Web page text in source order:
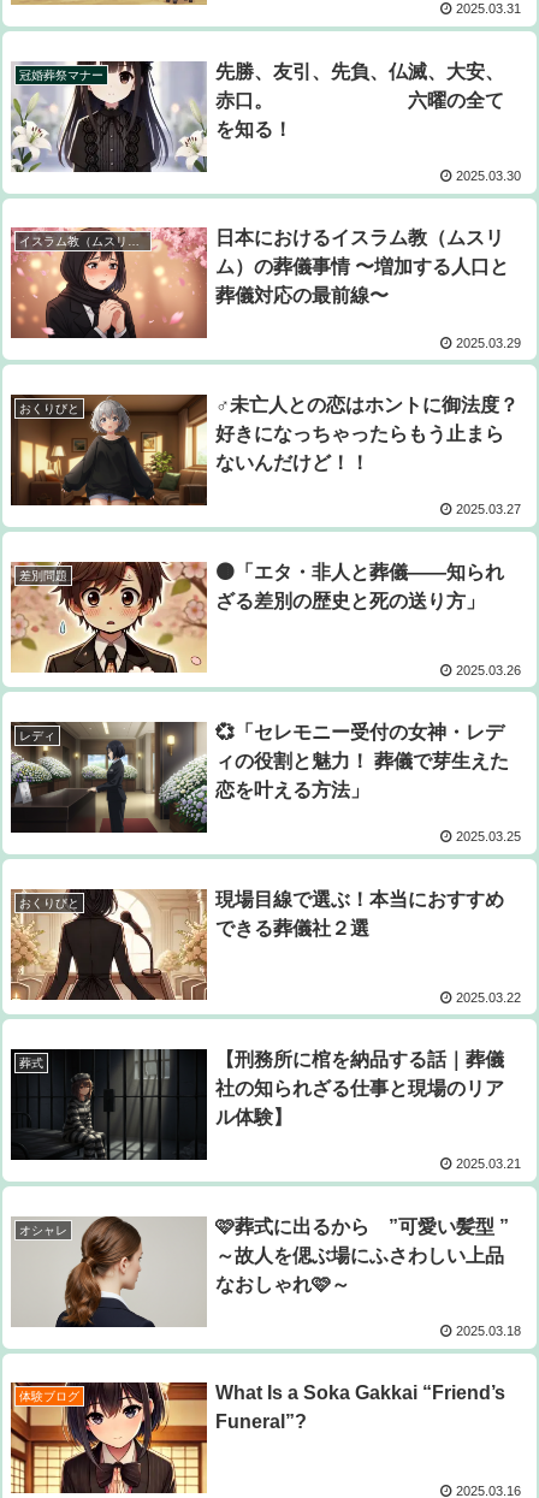
2025.03.31
冠婚葬祭マナー
先勝、友引、先負、仏滅、大安、
赤口。 六曜の全て
を知る！
2025.03.30
イスラム教（ムスリム）の葬儀事情
日本におけるイスラム教（ムスリ
ム）の葬儀事情 〜増加する人口と
葬儀対応の最前線〜
2025.03.29
おくりびと
♂︎未亡人との恋はホントに御法度？
好きになっちゃったらもう止まら
ないんだけど！！
2025.03.27
差別問題
🟤「エタ・非人と葬儀――知られ
ざる差別の歴史と死の送り方」
2025.03.26
レディ
💞「セレモニー受付の女神・レデ
ィの役割と魅力！ 葬儀で芽生えた
恋を叶える方法」
2025.03.25
おくりびと
現場目線で選ぶ！本当におすすめ
できる葬儀社２選
2025.03.22
葬式
【刑務所に棺を納品する話｜葬儀
社の知られざる仕事と現場のリア
ル体験】
2025.03.21
オシャレ
🩷葬式に出るから ”可愛い髪型 ”
～故人を偲ぶ場にふさわしい上品
なおしゃれ🩷～
2025.03.18
体験ブログ
What Is a Soka Gakkai “Friend’s
Funeral”?
2025.03.16